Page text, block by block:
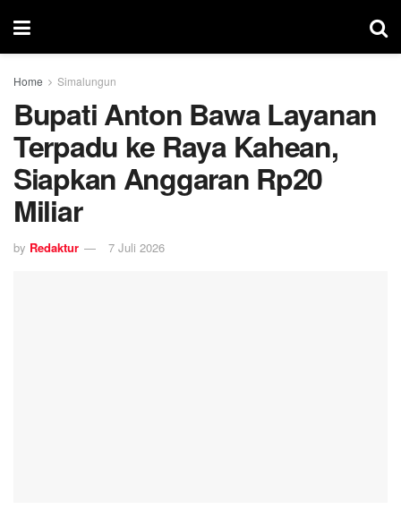
Home Simalungun
Bupati Anton Bawa Layanan
Terpadu ke Raya Kahean,
Siapkan Anggaran Rp20
Miliar
by Redaktur 7 Juli 2026